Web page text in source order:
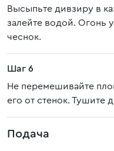
Высыпьте дивзиру в
залейте водой. Огонь
чеснок.
Шаг 6
Не перемешивайте
его от стенок. Тушите
Подача